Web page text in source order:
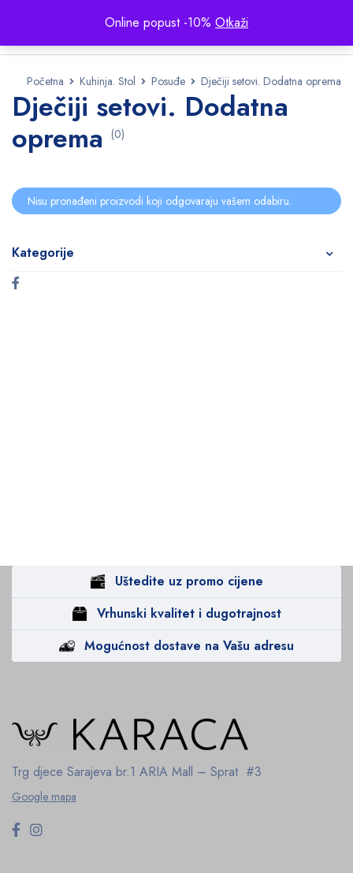
Online popust -10% Otkaži
Početna Kuhinja. Stol Posuđe Dječiji setovi. Dodatna oprema
Dječiji setovi. Dodatna
oprema (0)
Kategorije
Nisu pronađeni proizvodi koji odgovaraju vašem odabiru.
Uštedite uz promo cijene
Vrhunski kvalitet i dugotrajnost
Mogućnost dostave na Vašu adresu
Trg djece Sarajeva br.1 ARIA Mall – Sprat #3
Google mapa